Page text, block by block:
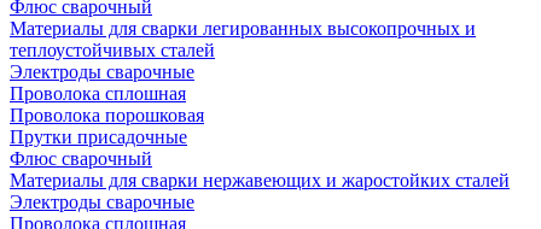
Флюс сварочный
Материалы для сварки легированных высокопрочных и
теплоустойчивых сталей
Электроды сварочные
Проволока сплошная
Проволока порошковая
Прутки присадочные
Флюс сварочный
Материалы для сварки нержавеющих и жаростойких сталей
Электроды сварочные
Проволока сплошная